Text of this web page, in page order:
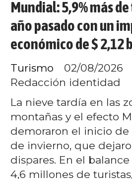
Mundial: 5,9% más
año pasado con un
económico de $ 2,12
Redacción identidad
Turismo 02/08/2026
La nieve tardía en las
montañas y el efecto
demoraron el inicio de
de invierno, que
dispares. En el
4,6 millones de